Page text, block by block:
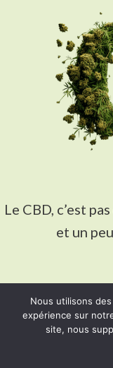
Le CBD, c’est
et un
Et si ça peut vous
alors
Nous utilisons
expérience sur
site, nous